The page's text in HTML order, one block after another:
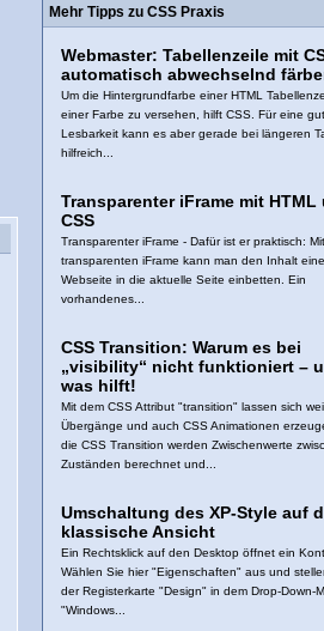
Mehr Tipps zu CSS Praxis
Webmaster: Tabellenzeile mit
automatisch abwechselnd
Um die Hintergrundfarbe einer HTML
einer Farbe zu versehen, hilft CSS. Für eine
Lesbarkeit kann es aber gerade bei längeren
hilfreich...
Transparenter iFrame mit HTML
CSS
Transparenter iFrame - Dafür ist er praktisch:
transparenten iFrame kann man den Inhalt
Webseite in die aktuelle Seite einbetten. Ein
vorhandenes...
CSS Transition: Warum es bei
„visibility“ nicht funktioniert –
was hilft!
Mit dem CSS Attribut "transition" lassen sich
Übergänge und auch CSS Animationen
die CSS Transition werden Zwischenwerte
Zuständen berechnet und...
Umschaltung des XP-Style auf
klassische Ansicht
Ein Rechtsklick auf den Desktop öffnet ein
Wählen Sie hier "Eigenschaften" aus und
der Registerkarte "Design" in dem Drop-Down-
"Windows...